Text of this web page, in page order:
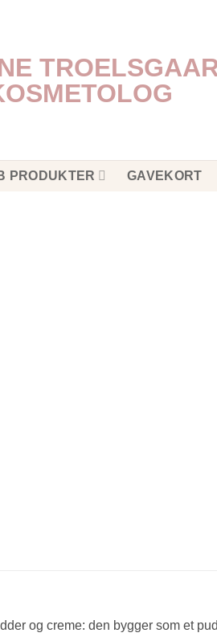
PRODUKTER GAVEKORT
og creme: den bygger som et